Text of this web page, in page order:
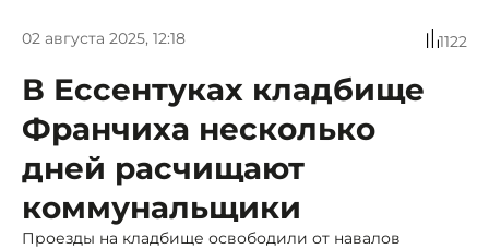
02 августа 2025, 12:18 1122
В Ессентуках кладбище
Франчиха несколько
дней расчищают
коммунальщики
Проезды на кладбище освободили от навалов